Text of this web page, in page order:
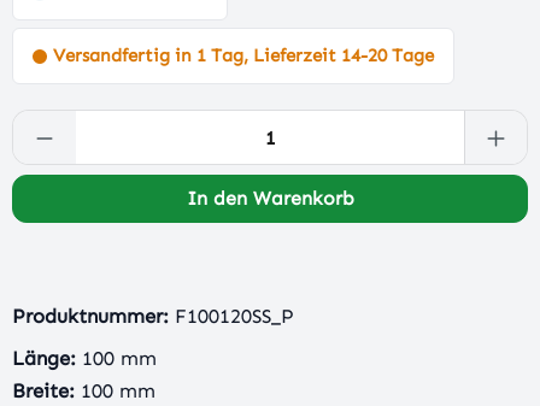
Versandfertig in 1 Tag, Lieferzeit 14-20 Tage
Produkt Anzahl: Gib den gewünschten
In den Warenkorb
Produktnummer: F100120SS_P
Länge: 100 mm
Breite: 100 mm